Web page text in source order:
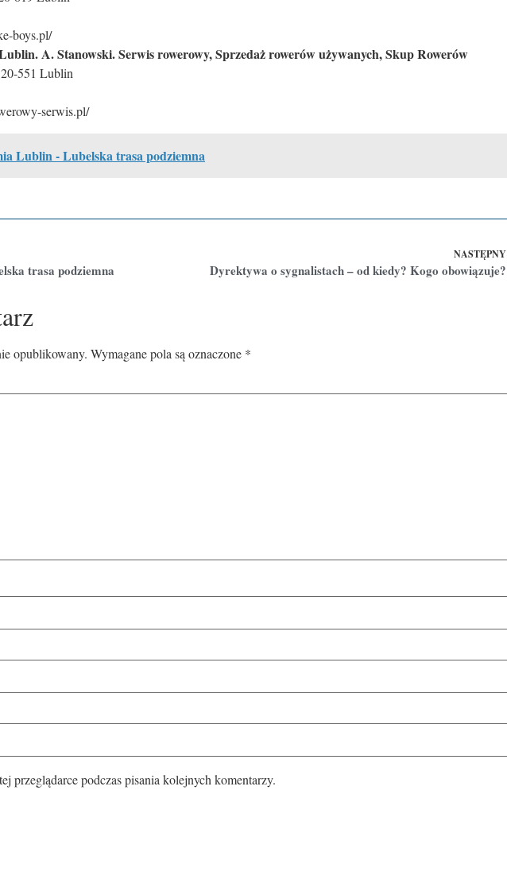
boys.pl/
A. Stanowski. Serwis rowerowy, Sprzedaż rowerów używanych, Skup Rowerów
551 Lublin
serwis.pl/
Lublin - Lubelska trasa podziemna
trasa podziemna
NASTĘPNY
Dyrektywa o sygnalistach – od kiedy? Kogo obowiązuje?
opublikowany. Wymagane pola są oznaczone *
przeglądarce podczas pisania kolejnych komentarzy.